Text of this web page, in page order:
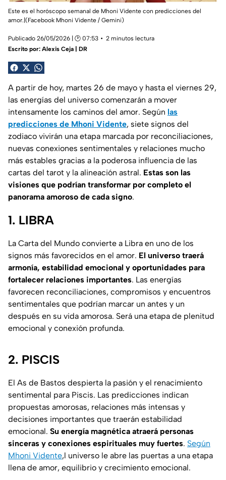
Este es el horóscopo semanal de Mhoni Vidente con predicciones del
amor.|(Facebook Mhoni Vidente / Gemini)
Publicado 26/05/2026 | 🕑 07:53
2 minutos lectura
Escrito por: Alexis Ceja | DR
A partir de hoy, martes 26 de mayo y hasta el viernes 29,
las energías del universo comenzarán a mover
intensamente los caminos del amor. Según las
predicciones de Mhoni Vidente, siete signos del
zodiaco vivirán una etapa marcada por reconciliaciones,
nuevas conexiones sentimentales y relaciones mucho
más estables gracias a la poderosa influencia de las
cartas del tarot y la alineación astral. Estas son las
visiones que podrían transformar por completo el
panorama amoroso de cada signo.
1. LIBRA
La Carta del Mundo convierte a Libra en uno de los
signos más favorecidos en el amor. El universo traerá
armonía, estabilidad emocional y oportunidades para
fortalecer relaciones importantes. Las energías
favorecen reconciliaciones, compromisos y encuentros
sentimentales que podrían marcar un antes y un
después en su vida amorosa. Será una etapa de plenitud
emocional y conexión profunda.
2. PISCIS
El As de Bastos despierta la pasión y el renacimiento
sentimental para Piscis. Las predicciones indican
propuestas amorosas, relaciones más intensas y
decisiones importantes que traerán estabilidad
emocional. Su energía magnética atraerá personas
sinceras y conexiones espirituales muy fuertes. Según
Mhoni Vidente,l universo le abre las puertas a una etapa
llena de amor, equilibrio y crecimiento emocional.